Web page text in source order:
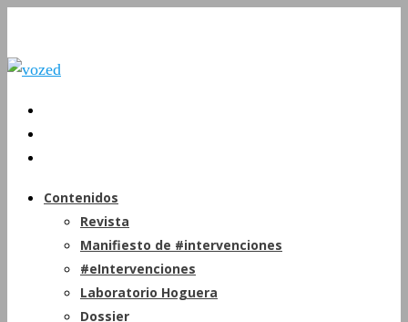
Contenidos
Revista
Manifiesto de #intervenciones
#eIntervenciones
Laboratorio Hoguera
Dossier